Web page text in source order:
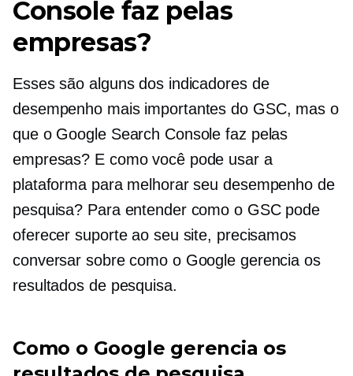
Console faz pelas
empresas?
Esses são alguns dos indicadores de
desempenho mais importantes do GSC, mas o
que o Google Search Console faz pelas
empresas? E como você pode usar a
plataforma para melhorar seu desempenho de
pesquisa? Para entender como o GSC pode
oferecer suporte ao seu site, precisamos
conversar sobre como o Google gerencia os
resultados de pesquisa.
Como o Google gerencia os